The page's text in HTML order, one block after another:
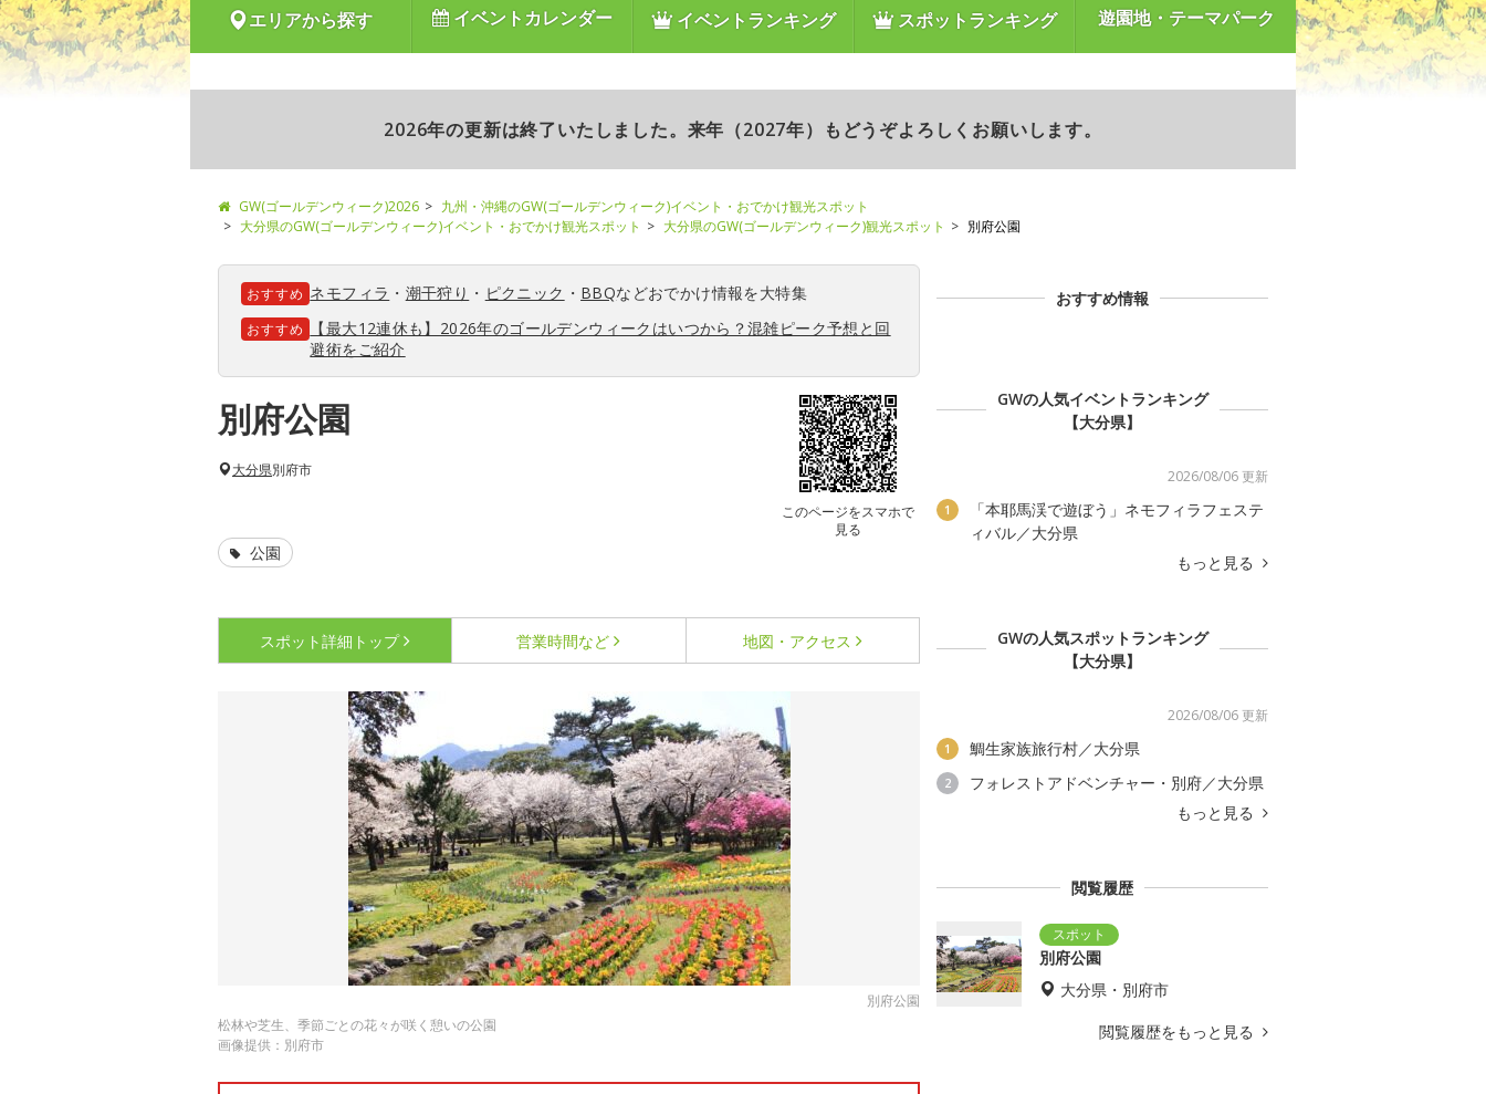
エリアから探す イベントカレンダー イベントランキング スポットランキング 遊園地・テーマパーク
2026年の更新は終了いたしました。来年（2027年）もどうぞよろしくお願いします。
GW(ゴールデンウィーク)2026
九州・沖縄のGW(ゴールデンウィーク)イベント・おでかけ観光スポット
大分県のGW(ゴールデンウィーク)イベント・おでかけ観光スポット
大分県のGW(ゴールデンウィーク)観光スポット 別府公園
おすすめ ネモフィラ ・ 潮干狩り ・ ピクニック ・ BBQなどおでかけ情報を大特集
おすすめ
【最大12連休も】2026年のゴールデンウィークはいつから？混雑ピーク予想と回
避術をご紹介
別府公園
このページをスマホで
見る
大分県別府市
公園
スポット詳細 トップ 営業時間など 地図・アクセス
別府公園
松林や芝生、季節ごとの花々が咲く憩いの公園
画像提供：別府市
おすすめ情報
GWの人気イベントランキング
【大分県】
2026/08/06 更新
1
「本耶馬渓で遊ぼう」ネモフィラフェステ
ィバル／大分県
もっと見る
GWの人気スポットランキング
【大分県】
2026/08/06 更新
1 鯛生家族旅行村／大分県
2
フォレストアドベンチャー・別府／大分県
もっと見る
閲覧履歴
別府公園
大分県・別府市
閲覧履歴をもっと見る